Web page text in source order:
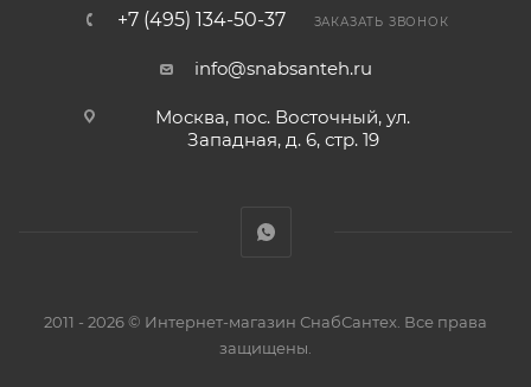
+7 (495) 134-50-37 ЗАКАЗАТЬ ЗВОНОК
info@snabsanteh.ru
Москва, пос. Восточный, ул.
Западная, д. 6, стр. 19
2011 - 2026 © Интернет-магазин СнабСантех. Все права
защищены.